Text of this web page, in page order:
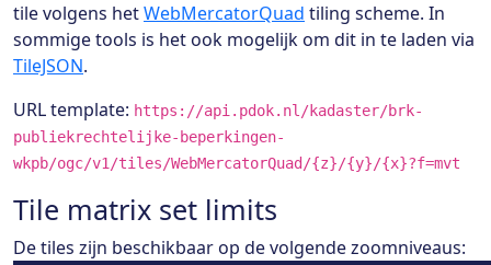
tile volgens hetWebMercatorQuad tiling scheme. In
sommige tools is het ook mogelijk om dit in te laden via
TileJSON.
URL template: https://api.pdok.nl/kadaster/brk-
publiekrechtelijke-beperkingen-
wkpb/ogc/v1/tiles/WebMercatorQuad/{z}/{y}/{x}?f=mvt
Tile matrix set limits
De tiles zijn beschikbaar op de volgende zoomniveaus: